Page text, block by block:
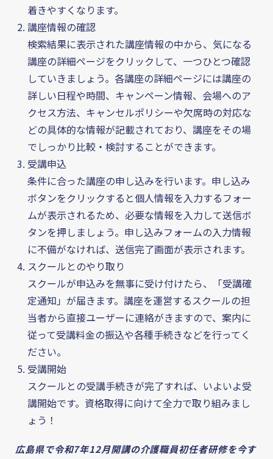
Guide 介護・福祉の資格ガイド
Information
News お知らせ
講座を探す
着きやすくなります。
講座情報の確認
検索結果に表示された講座情報の中から、気になる
講座の詳細ページをクリックして、一つひとつ確認
していきましょう。各講座の詳細ページには講座の
詳しい日程や時間、キャンペーン情報、会場へのア
クセス方法、キャンセルポリシーや欠席時の対応な
どの具体的な情報が記載されており、講座をその場
でしっかり比較・検討することができます。
受講申込
条件に合った講座の申し込みを行います。申し込み
ボタンをクリックすると個人情報を入力するフォー
ムが表示されるため、必要な情報を入力して送信ボ
タンを押しましょう。申し込みフォームの入力情報
に不備がなければ、送信完了画面が表示されます。
スクールとのやり取り
スクールが申込みを無事に受け付けたら、「受講確
定通知」が届きます。講座を運営するスクールの担
当者から直接ユーザーに連絡がきますので、案内に
従って受講料金の振込や各種手続きなどを行ってく
ださい。
受講開始
スクールとの受講手続きが完了すれば、いよいよ受
講開始です。資格取得に向けて全力で取り組みまし
ょう！
広島県で令和7年12月開講の介護職員初任者研修を今す